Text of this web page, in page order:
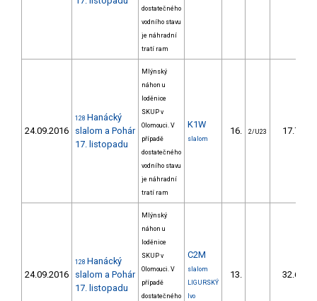
dostatečného
vodního stavu
je náhradní
tratí ram
24.09.2016
128 Hanácký
slalom a Pohár
17. listopadu
Mlýnský
náhon u
loděnice
SKUP v
Olomouci. V
případě
dostatečného
vodního stavu
je náhradní
tratí ram
K1W
slalom
16. 2/U23 17.70
24.09.2016
128 Hanácký
slalom a Pohár
17. listopadu
Mlýnský
náhon u
loděnice
SKUP v
Olomouci. V
případě
dostatečného
C2M
slalom
LIGURSKÝ
Ivo
13. 32.60